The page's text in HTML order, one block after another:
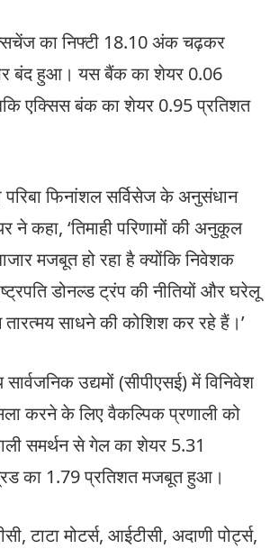
का निफ्टी 18.10 अंक चढ़कर
बंद हुआ। यस बैंक का शेयर 0.06
एक्सिस बंक का शेयर 0.95 प्रतिशत
परिबा फिनांशल सर्विसेज के अनुसंधान
ने कहा, ‘तिमाही परिणामों की अनुकूल
मजबूत हो रहा है क्योंकि निवेशक
डोनल्ड ट्रंप की नीतियों और घरेलू
साधने की कोशिश कर रहे हैं।’
उद्यमों (सीपीएसई) में विनिवेश
करने के लिए वैकल्पिक प्रणाली को
समर्थन से गेल का शेयर 5.31
का 1.79 प्रतिशत मजबूत हुआ।
टाटा मोटर्स, आईटीसी, अदाणी पोर्ट्स,